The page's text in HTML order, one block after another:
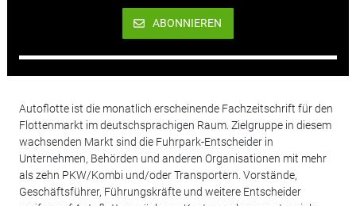
ABONNIEREN
Autoflotte ist die monatlich erscheinende Fachzeitschrift für den
Flottenmarkt im deutschsprachigen Raum. Zielgruppe in diesem
wachsenden Markt sind die Fuhrpark-Entscheider in
Unternehmen, Behörden und anderen Organisationen mit mehr
als zehn PKW/Kombi und/oder Transportern. Vorstände,
Geschäftsführer, Führungskräfte und weitere Entscheider